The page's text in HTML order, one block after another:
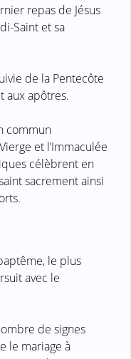
repas de Jésus
Saint et sa
de la Pentecôte
aux apôtres.
commun
et l’Immaculée
célèbrent en
sacrement ainsi
le plus
avec le
de signes
le mariage à